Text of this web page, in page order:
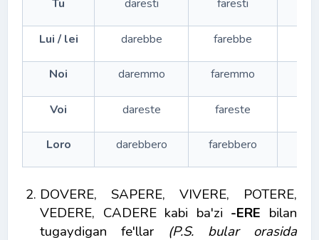
Tu daresti faresti
Lui / lei darebbe farebbe
Noi daremmo faremmo
Voi dareste fareste
Loro darebbero farebbero
DOVERE, SAPERE, VIVERE, POTERE,
VEDERE, CADERE kabi ba'zi -ERE bilan
tugaydigan fe'llar (P.S. bular orasida